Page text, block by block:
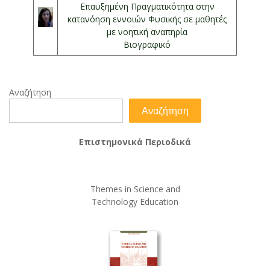
Επαυξημένη Πραγματικότητα στην
κατανόηση εννοιών Φυσικής σε μαθητές
με νοητική αναπηρία
Βιογραφικό
Αναζήτηση
Αναζήτηση
Επιστημονικά Περιοδικά
Themes in Science and
Technology Education